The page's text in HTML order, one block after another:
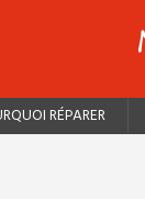
RÉPARER